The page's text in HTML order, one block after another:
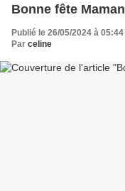
Bonne fête Maman
Publié le 26/05/2024 à 05:44
Par celine